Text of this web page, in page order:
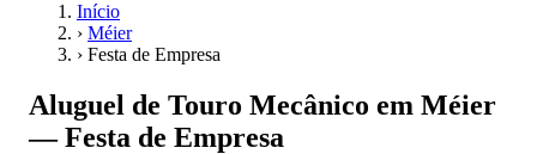
Início
› Méier
› Festa de Empresa
Aluguel de Touro Mecânico em Méier
— Festa de Empresa